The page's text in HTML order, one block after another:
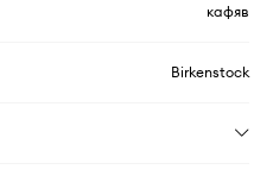
кафяв
Birkenstock